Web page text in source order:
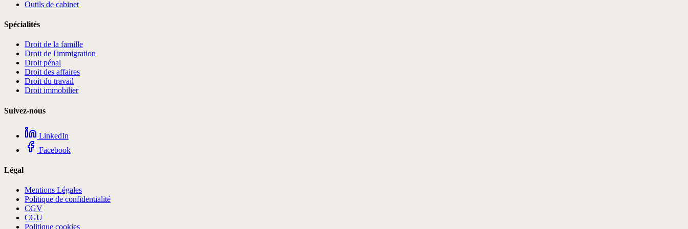
Outils de cabinet
Spécialités
Droit de la famille
Droit de l'immigration
Droit pénal
Droit des affaires
Droit du travail
Droit immobilier
Suivez-nous
LinkedIn
Facebook
Légal
Mentions Légales
Politique de confidentialité
CGV
CGU
Politique cookies